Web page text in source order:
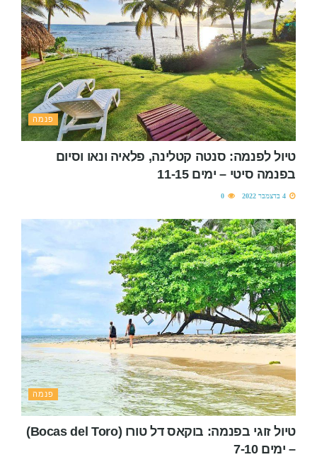
פנמה
טיול לפנמה: סנטה קטלינה, פלאיה ונאו וסיום
בפנמה סיטי – ימים 11-15
פנמה
טיול זוגי בפנמה: בוקאס דל טורו (Bocas del Toro)
– ימים 7-10